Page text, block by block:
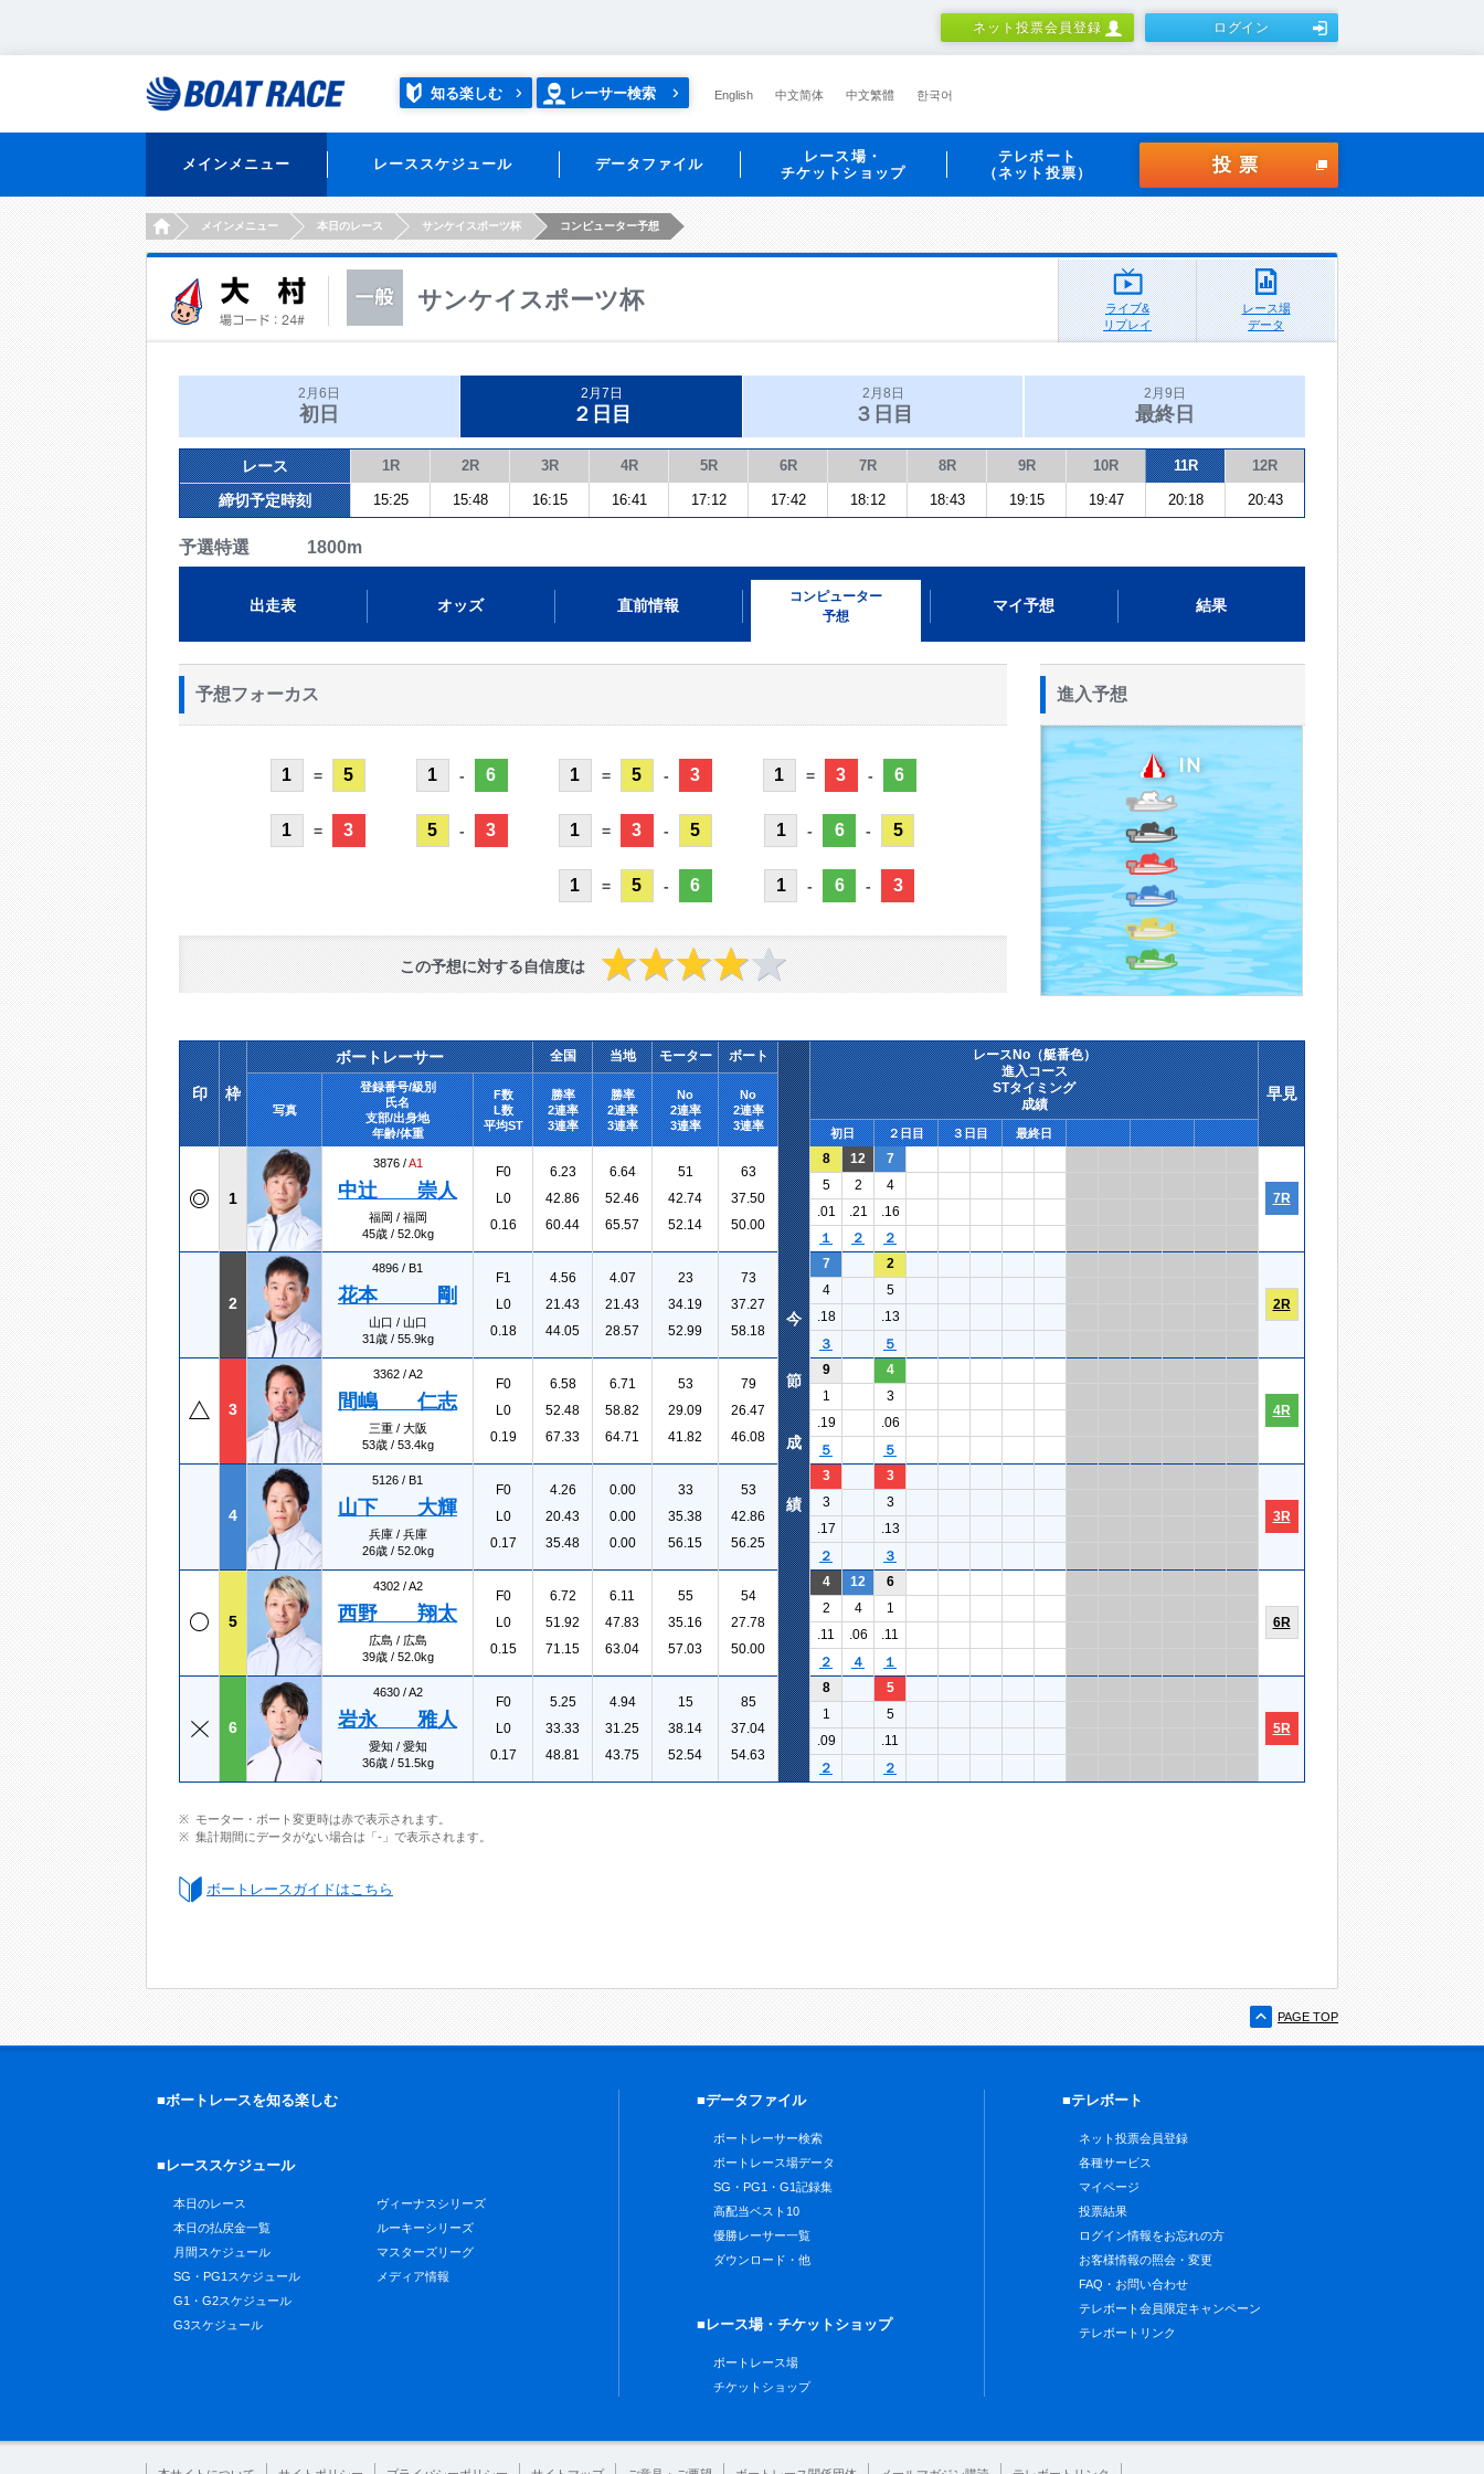
ネット投票会員登録 ログイン
知る楽しむ レーサー検索 English 中文简体 中文繁體 한국어
メインメニュー レーススケジュール データファイル
レース場・
チケットショップ
テレボート
（ネット投票）
投票
HOMEメインメニュー 本日のレース サンケイスポーツ杯 コンピューター予想
サンケイスポーツ杯
ライブ&
リプレイ
レース場
データ
2月6日
初日
2月7日
２日目
2月8日
３日目
2月9日
最終日
レース 1R 2R 3R 4R 5R 6R 7R 8R 9R 10R 11R 12R
締切予定時刻 15:25 15:48 16:15 16:41 17:12 17:42 18:12 18:43 19:15 19:47 20:18 20:43
予選特選 1800m
出走表 オッズ 直前情報
コンピューター
予想
マイ予想 結果
予想フォーカス
1 = 5
1 = 3
1 - 6
5 - 3
1 = 5 - 3
1 = 3 - 5
1 = 5 - 6
1 = 3 - 6
1 - 6 - 5
1 - 6 - 3
この予想に対する自信度は
進入予想
印 枠
ボートレーサー 全国 当地 モーター ボート
レースNo（艇番色）
進入コース
STタイミング
成績
早見
写真
登録番号/級別
氏名
支部/出身地
年齢/体重
F数
L数
平均ST
勝率
2連率
3連率
勝率
2連率
3連率
No
2連率
3連率
No
2連率
3連率
初日 ２日目 ３日目 最終日
1
3876 /A1
中辻 崇人
福岡 / 福岡
45歳 / 52.0kg
F0
L0
0.16
6.23
42.86
60.44
6.64
52.46
65.57
51
42.74
52.14
63
37.50
50.00
8 12 7
7R
5 2
4
.01
.21
.16
１
２ ２
2
4896 / B1
花本 剛
山口 / 山口
31歳 / 55.9kg
F1
L0
0.18
4.56
21.43
44.05
4.07
21.43
28.57
23
34.19
52.99
73
37.27
58.18
7 2
2R
4
5
.18
.13
３
５
3
3362 /A2
間嶋 仁志
三重 / 大阪
53歳 / 53.4kg
F0
L0
0.19
6.58
52.48
67.33
6.71
58.82
64.71
53
29.09
41.82
79
26.47
46.08
9 4
4R
1
3
.19
.06
５
５
4
5126 / B1
山下 大輝
兵庫 / 兵庫
26歳 / 52.0kg
F0
L0
0.17
4.26
20.43
35.48
0.00
0.00
0.00
33
35.38
56.15
53
42.86
56.25
3 3
3R
3
3
.17
.13
２
３
5
4302 /A2
西野 翔太
広島 / 広島
39歳 / 52.0kg
F0
L0
0.15
6.72
51.92
71.15
6.11
47.83
63.04
55
35.16
57.03
54
27.78
50.00
4 12 6
6R
2 4
1
.11
.06
.11
２
４ １
6
4630 /A2
岩永 雅人
愛知 / 愛知
36歳 / 51.5kg
F0
L0
0.17
5.25
33.33
48.81
4.94
31.25
43.75
15
38.14
52.54
85
37.04
54.63
8 5
5R
1
5
.09
.11
２
２
今
節
成
績
モーター・ボート変更時は赤で表示されます。
集計期間にデータがない場合は「-」で表示されます。
ボートレースガイドはこちら
PAGE TOP
■ボートレースを知る楽しむ
■レーススケジュール
本日のレース
本日の払戻金一覧
月間スケジュール
SG・PG1スケジュール
G1・G2スケジュール
G3スケジュール
ヴィーナスシリーズ
ルーキーシリーズ
マスターズリーグ
メディア情報
■データファイル
ボートレーサー検索
ボートレース場データ
SG・PG1・G1記録集
高配当ベスト10
優勝レーサー一覧
ダウンロード・他
■レース場・チケットショップ
ボートレース場
チケットショップ
■テレボート
ネット投票会員登録
各種サービス
マイページ
投票結果
ログイン情報をお忘れの方
お客様情報の照会・変更
FAQ・お問い合わせ
テレボート会員限定キャンペーン
テレボートリンク